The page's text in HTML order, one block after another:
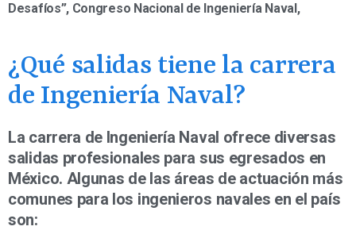
Desafíos”, Congreso Nacional de Ingeniería Naval,
¿Qué salidas tiene la carrera
de Ingeniería Naval?
La carrera de Ingeniería Naval ofrece diversas
salidas profesionales para sus egresados en
México. Algunas de las áreas de actuación más
comunes para los ingenieros navales en el país
son: